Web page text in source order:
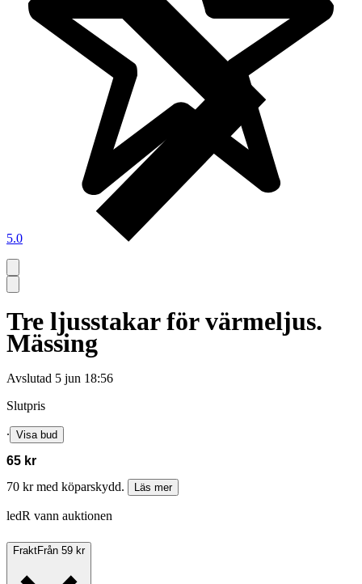
5.0
Tre ljusstakar för värmeljus.
Mässing
Avslutad 5 jun 18:56
Slutpris
∙ Visa bud
65 kr
70 kr med köparskydd.
Läs mer
ledR vann auktionen
FraktFrån 59 kr